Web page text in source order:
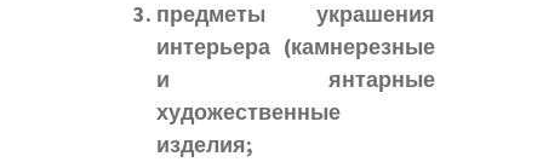
предметы украшения
интерьера (камнерезные
и янтарные
художественные
изделия;